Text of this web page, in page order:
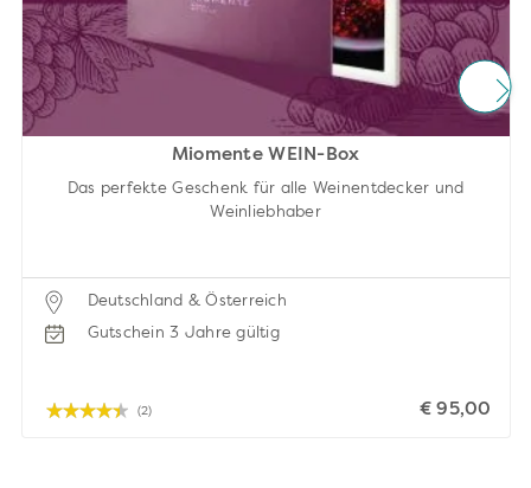
Miomente WEIN-Box
Das perfekte Geschenk für alle Weinentdecker und
Weinliebhaber
Deutschland & Österreich
Gutschein 3 Jahre gültig
(2) € 95,00